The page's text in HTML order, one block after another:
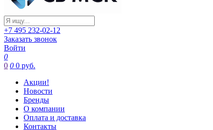
+7 495 232-02-12
Заказать звонок
Войти
0
0 0 0 руб.
Акции!
Новости
Бренды
О компании
Оплата и доставка
Контакты